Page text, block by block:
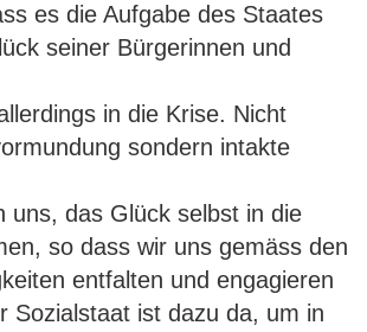
es die Aufgabe des Staates
seiner Bürgerinnen und
in die Krise. Nicht
sondern intakte
uns, das Glück selbst in die
so dass wir uns gemäss den
entfalten und engagieren
Sozialstaat ist dazu da, um in